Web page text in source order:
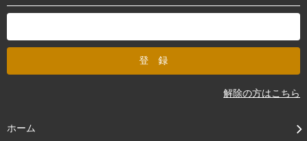
解除の方はこちら
ホーム